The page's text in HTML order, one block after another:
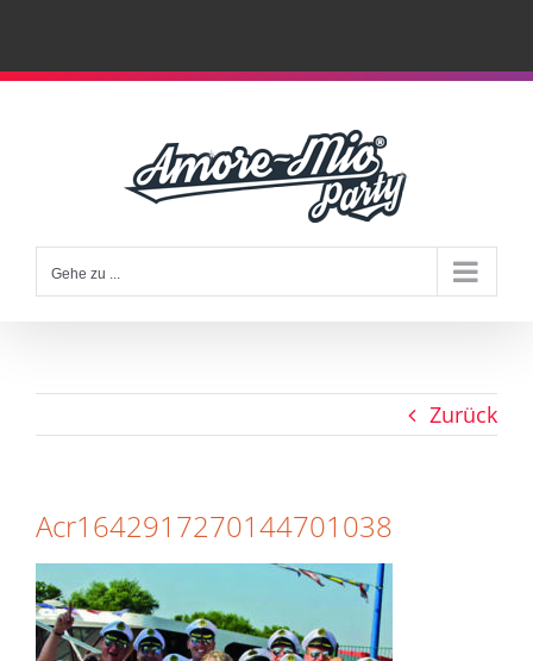
Zum
Gehe zu ...
Zurück
Acr1642917270144701038